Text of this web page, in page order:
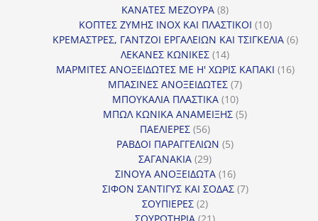
προϊόν
ΚΑΝΑΤΕΣ ΜΕΖΟΥΡΑ 88
προϊόντα
ΚΟΠΤΕΣ ΖΥΜΗΣ INOX ΚΑΙ ΠΛΑΣΤΙΚΟΙ 1010
προϊόντα
ΚΡΕΜΑΣΤΡΕΣ, ΓΑΝΤΖΟΙ ΕΡΓΑΛΕΙΩΝ ΚΑΙ ΤΣΙΓΚΕΛΙΑ 66
ΛΕΚΑΝΕΣ ΚΩΝΙΚΕΣ 1414
προϊόντα
ΜΑΡΜΙΤΕΣ ΑΝΟΞΕΙΔΩΤΕΣ ΜΕ Η' ΧΩΡΙΣ ΚΑΠΑΚΙ 1616
ΜΠΑΣΙΝΕΣ ΑΝΟΞΕΙΔΩΤΕΣ 77
ΜΠΟΥΚΑΛΙΑ ΠΛΑΣΤΙΚΑ 1010
προϊόντα
ΜΠΩΛ ΚΩΝΙΚΑ ΑΝΑΜΕΙΞΗΣ 55
ΠΑΕΛΙΕΡΕΣ 5656
προϊόντα
ΡΑΒΔΟΙ ΠΑΡΑΓΓΕΛΙΩΝ 55
ΣΑΓΑΝΑΚΙΑ 2929
προϊόντα
ΣΙΝΟΥΑ ΑΝΟΞΕΙΔΩΤΑ 1616
προϊόντα
ΣΙΦΟΝ ΣΑΝΤΙΓΥΣ ΚΑΙ ΣΟΔΑΣ 77
ΣΟΥΠΙΕΡΕΣ 22
προϊόντα
ΣΟΥΡΩΤΗΡΙΑ 2121